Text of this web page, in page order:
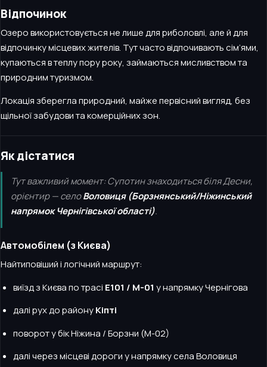
Відпочинок
Озеро використовується не лише для риболовлі, але й для
відпочинку місцевих жителів. Тут часто відпочивають сім’ями,
купаються в теплу пору року, займаються мисливством та
природним туризмом.
Локація зберегла природний, майже первісний вигляд, без
щільної забудови та комерційних зон.
Як дістатися
Тут важливий момент: Супотин знаходиться біля Десни,
орієнтир — селоВоловиця (Борзнянський/Ніжинський
напрямок Чернігівської області).
Автомобілем (з Києва)
Найтиповіший і логічний маршрут:
виїзд з Києва по трасі Е101 / М-01 у напрямку Чернігова
далі рух до районуКіпті
поворот у бік Ніжина / Борзни (М-02)
далі через місцеві дороги у напрямку села Воловиця